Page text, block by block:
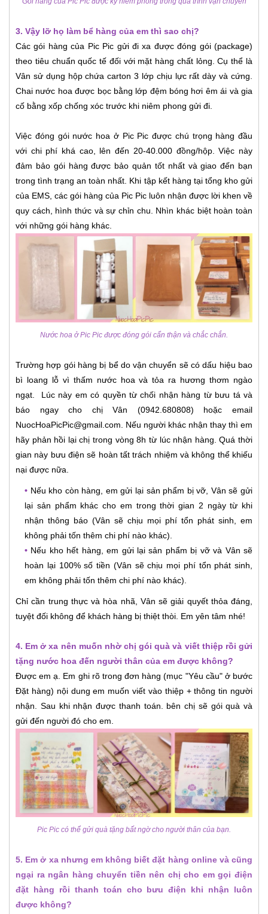
3. Vậy lỡ họ làm bể hàng của em thì sao chị?
Các gói hàng của Pic Pic gửi đi xa được đóng gói (package)
theo tiêu chuẩn quốc tế đối với mặt hàng chất lỏng. Cụ thể là
Vân sử dụng hộp chứa carton 3 lớp chịu lực rất dày và cứng.
Chai nước hoa được bọc bằng lớp đệm bóng hơi êm ái và gia
cố bằng xốp chống xóc trước khi niêm phong gửi đi.
Việc đóng gói nước hoa ở Pic Pic được chú trọng hàng đầu
với chi phí khá cao, lên đến 20-40.000 đồng/hộp. Việc này
đảm bảo gói hàng được bảo quản tốt nhất và giao đến bạn
trong tình trạng an toàn nhất. Khi tập kết hàng tại tổng kho gửi
của EMS, các gói hàng của Pic Pic luôn nhận được lời khen về
quy cách, hình thức và sự chỉn chu. Nhìn khác biệt hoàn toàn
với những gói hàng khác.
Nước hoa ở Pic Pic được đóng gói cẩn thận và chắc chắn.
Trường hợp gói hàng bị bể do vận chuyển sẽ có dấu hiệu bao
bì loang lỗ vì thấm nước hoa và tỏa ra hương thơm ngào
ngạt. Lúc này em có quyền từ chối nhận hàng từ bưu tá và
báo ngay cho chị Vân (0942.680808) hoặc email
NuocHoaPicPic@gmail.com. Nếu người khác nhận thay thì em
hãy phản hồi lại chị trong vòng 8h từ lúc nhận hàng. Quá thời
gian này bưu điện sẽ hoàn tất trách nhiệm và không thể khiếu
nại được nữa.
• Nếu kho còn hàng, em gửi lại sản phẩm bị vỡ, Vân sẽ gửi
lại sản phẩm khác cho em trong thời gian 2 ngày từ khi
nhận thông báo (Vân sẽ chịu mọi phí tổn phát sinh, em
không phải tốn thêm chi phí nào khác).
• Nếu kho hết hàng, em gửi lại sản phẩm bị vỡ và Vân sẽ
hoàn lại 100% số tiền (Vân sẽ chịu mọi phí tổn phát sinh,
em không phải tốn thêm chi phí nào khác).
Chỉ cần trung thực và hòa nhã, Vân sẽ giải quyết thỏa đáng,
tuyệt đối không để khách hàng bị thiệt thòi. Em yên tâm nhé!
4. Em ở xa nên muốn nhờ chị gói quà và viết thiệp rồi gửi
tặng nước hoa đến người thân của em được không?
Được em ạ. Em ghi rõ trong đơn hàng (mục "Yêu cầu" ở bước
Đặt hàng) nội dung em muốn viết vào thiệp + thông tin người
nhận. Sau khi nhận được thanh toán. bên chị sẽ gói quà và
gửi đến người đó cho em.
Pic Pic có thể gửi quà tặng bất ngờ cho người thân của bạn.
5. Em ở xa nhưng em không biết đặt hàng online và cũng
ngại ra ngân hàng chuyển tiền nên chị cho em gọi điện
đặt hàng rồi thanh toán cho bưu điện khi nhận luôn
được không?